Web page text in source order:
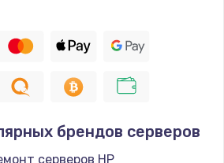
2500 руб.
1400 руб.
Заказать
брендов серверов
серверов HP